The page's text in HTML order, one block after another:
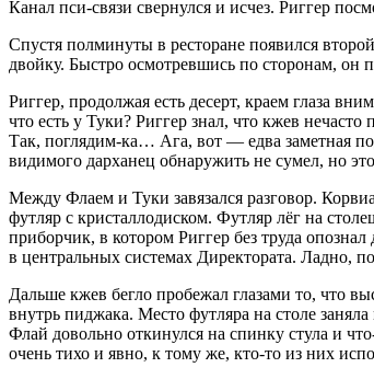
Канал пси-связи свернулся и исчез. Риггер
Спустя полминуты в ресторане появился
двойку. Быстро осмотревшись по сторонам, он
Риггер, продолжая есть десерт, краем глаза
что есть у Туки? Риггер знал, что кжев
Так, поглядим-ка… Ага, вот — едва заметная
видимого дарханец обнаружить не сумел, но
Между Флаем и Туки завязался разговор.
футляр с кристаллодиском. Футляр лёг на
приборчик, в котором Риггер без труда
в центральных системах Директората. Ладно,
Дальше кжев бегло пробежал глазами то, что
внутрь пиджака. Место футляра на столе
Флай довольно откинулся на спинку стула и
очень тихо и явно, к тому же, кто-то из них